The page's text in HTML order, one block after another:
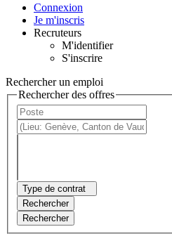
Connexion
Je m'inscris
Recruteurs
M'identifier
S'inscrire
Rechercher un emploi
Rechercher des offres
Type de contrat
Rechercher
Rechercher